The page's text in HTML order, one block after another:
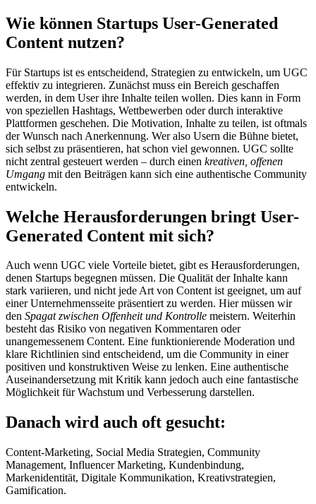
Wie können Startups User-Generated
Content nutzen?
Für Startups ist es entscheidend, Strategien zu entwickeln, um UGC
effektiv zu integrieren. Zunächst muss ein Bereich geschaffen
werden, in dem User ihre Inhalte teilen wollen. Dies kann in Form
von speziellen Hashtags, Wettbewerben oder durch interaktive
Plattformen geschehen. Die Motivation, Inhalte zu teilen, ist oftmals
der Wunsch nach Anerkennung. Wer also Usern die Bühne bietet,
sich selbst zu präsentieren, hat schon viel gewonnen. UGC sollte
nicht zentral gesteuert werden – durch einen kreativen, offenen
Umgang mit den Beiträgen kann sich eine authentische Community
entwickeln.
Welche Herausforderungen bringt User-
Generated Content mit sich?
Auch wenn UGC viele Vorteile bietet, gibt es Herausforderungen,
denen Startups begegnen müssen. Die Qualität der Inhalte kann
stark variieren, und nicht jede Art von Content ist geeignet, um auf
einer Unternehmensseite präsentiert zu werden. Hier müssen wir
den Spagat zwischen Offenheit und Kontrolle meistern. Weiterhin
besteht das Risiko von negativen Kommentaren oder
unangemessenem Content. Eine funktionierende Moderation und
klare Richtlinien sind entscheidend, um die Community in einer
positiven und konstruktiven Weise zu lenken. Eine authentische
Auseinandersetzung mit Kritik kann jedoch auch eine fantastische
Möglichkeit für Wachstum und Verbesserung darstellen.
Danach wird auch oft gesucht:
Content-Marketing, Social Media Strategien, Community
Management, Influencer Marketing, Kundenbindung,
Markenidentität, Digitale Kommunikation, Kreativstrategien,
Gamification.